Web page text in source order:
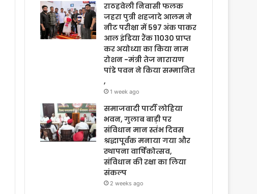
राठहवेली निवासी फलक
जहरा पुत्री शहजादे आलम ने
नीट परीक्षा में 597 अंक पाकर
आल इंडिया रैंक 11030 प्राप्त
कर अयोध्या का किया नाम
रोशन -मंत्री तेज नारायण
पांडे पवन ने किया सम्मानित
,
1 week ago
समाजवादी पार्टी लोहिया
भवन, गुलाब बाड़ी पर
संविधान मान स्तंभ दिवस
श्रद्धापूर्वक मनाया गया और
स्थापना वार्षिकोत्सव,
संविधान की रक्षा का लिया
संकल्प
2 weeks ago